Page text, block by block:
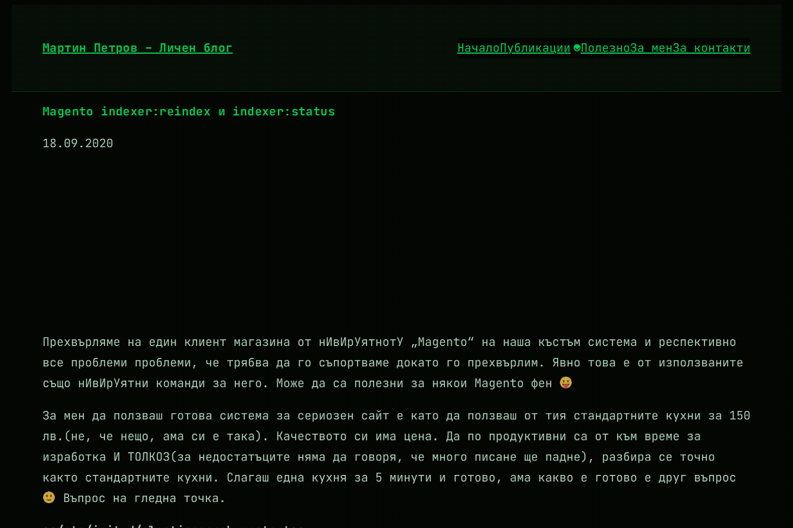
съдържанието
Мартин Петров – Личен блог НачалоПубликации ПолезноЗа менЗа контакти
Magento indexer:reindex и indexer:status
18.09.2020
Прехвърляме на един клиент магазина от нИвИрУятнотУ „Magento“ на наша къстъм система и респективно
все проблеми проблеми, че трябва да го съпортваме докато го прехвърлим. Явно това е от използваните
също нИвИрУятни команди за него. Може да са полезни за някои Magento фен
За мен да ползваш готова система за сериозен сайт е като да ползваш от тия стандартните кухни за 150
лв.(не, че нещо, ама си е така). Качеството си има цена. Да по продуктивни са от към време за
изработка И ТОЛКОЗ(за недостатъците няма да говоря, че много писане ще падне), разбира се точно
както стандартните кухни. Слагаш една кухня за 5 минути и готово, ама какво е готово е друг въпрос
Въпрос на гледна точка.